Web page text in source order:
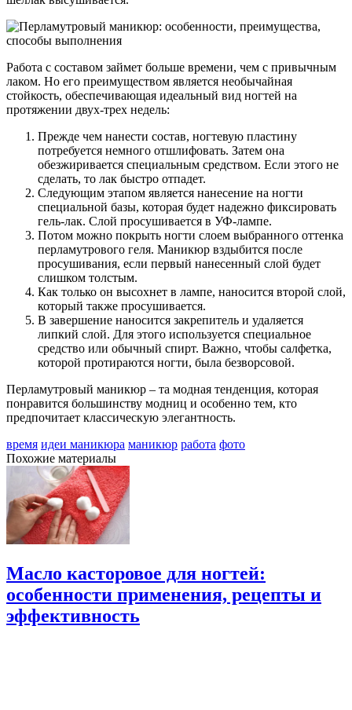
Работа с составом займет больше времени, чем с привычным
лаком. Но его преимуществом является необычайная
стойкость, обеспечивающая идеальный вид ногтей на
протяжении двух-трех недель:
Прежде чем нанести состав, ногтевую пластину
потребуется немного отшлифовать. Затем она
обезжиривается специальным средством. Если этого не
сделать, то лак быстро отпадет.
Следующим этапом является нанесение на ногти
специальной базы, которая будет надежно фиксировать
гель-лак. Слой просушивается в УФ-лампе.
Потом можно покрыть ногти слоем выбранного оттенка
перламутрового геля. Маникюр вздыбится после
просушивания, если первый нанесенный слой будет
слишком толстым.
Как только он высохнет в лампе, наносится второй слой,
который также просушивается.
В завершение наносится закрепитель и удаляется
липкий слой. Для этого используется специальное
средство или обычный спирт. Важно, чтобы салфетка,
которой протираются ногти, была безворсовой.
Перламутровый маникюр – та модная тенденция, которая
понравится большинству модниц и особенно тем, кто
предпочитает классическую элегантность.
время идеи маникюра маникюр работа фото
Похожие материалы
Масло касторовое для ногтей:
особенности применения, рецепты и
эффективность